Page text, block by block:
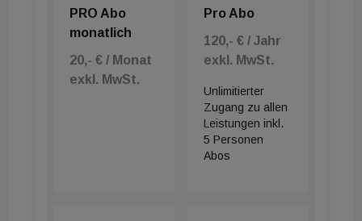
PRO Abo
monatlich
20,- € / Monat
exkl. MwSt.
Pro Abo
120,- € / Jahr
exkl. MwSt.
Unlimitierter
Zugang zu allen
Leistungen inkl.
5 Personen
Abos